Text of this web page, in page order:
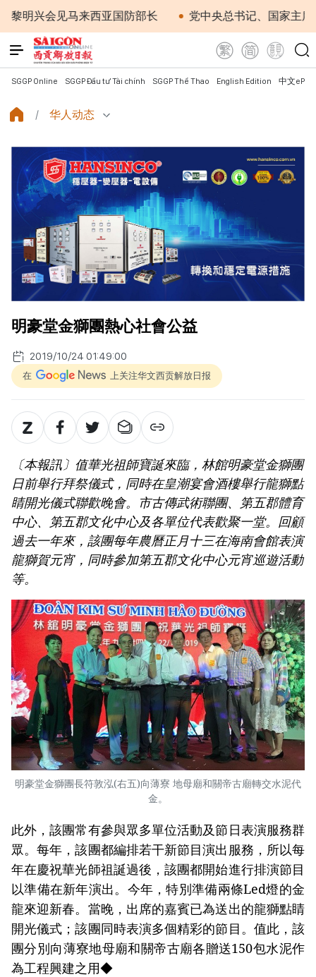
兴会见马来西亚国防部长 党中央总书记、国家主席苏林
SGGP Online SGGP Đầu tư Tài chính SGGP Thể Thao English Edition 中文
华人动态
明豪堂金獅團熱心社會公益
2019/10/24 01:49:00
在 上关注华文西贡解放日报
〔本報訊〕值華光祖師寶誕來臨，林館明豪堂金獅團
日前舉行拜祭儀式，同時在皇潮宴會酒樓舉行龍獅點
睛開光儀式聯歡晚會。市古傳武術聯團、第五郡體育
中心、第五郡文化中心及各單位代表歡聚一堂。回顧
過去一年來，該團每年農曆正月十三在海南會館表演
龍獅賀元宵，同時參加第五郡文化中心元宵巡遊活動
等。
明豪堂金獅團長符敦泓(右五)向薄寮 地母廟和關帝古廟轉交水泥代
金。
此外，該團常有參與眾多單位活動及節日表演服務群
眾。每年，該團都編排若干新節目演出服務，所以每
年在慶祝華光師祖誕過後，該團都開始進行排演節目
以準備在新年演出。今年，特別準備兩條Led燈的金
龍來迎新春。當晚，出席的嘉賓已為送出的龍獅點睛
開光儀式；該團同時表演多個精彩的節目。值此，該
團分別向薄寮地母廟和關帝古廟各贈送150包水泥作
為工程興建之用◆